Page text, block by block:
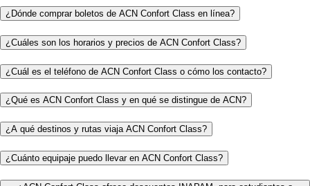
¿Dónde comprar boletos de ACN Confort Class en línea?
¿Cuáles son los horarios y precios de ACN Confort Class?
¿Cuál es el teléfono de ACN Confort Class o cómo los contacto?
¿Qué es ACN Confort Class y en qué se distingue de ACN?
¿A qué destinos y rutas viaja ACN Confort Class?
¿Cuánto equipaje puedo llevar en ACN Confort Class?